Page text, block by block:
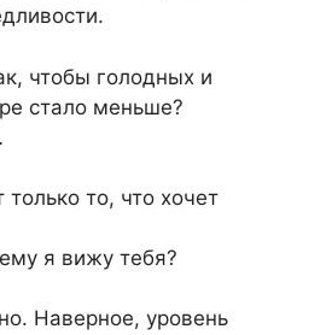
чтобы голодных и
стало меньше?
то, что хочет
я вижу тебя?
Наверное, уровень